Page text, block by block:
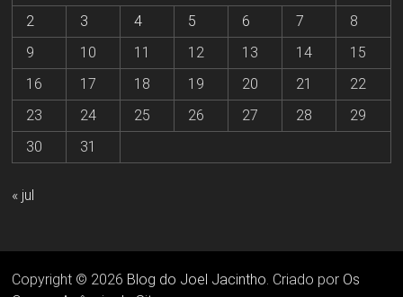
2
3 4 5 6 7
8
9
10 11 12 13 14
15
16
17 18 19 20 21
22
23
24 25 26 27 28
29
30
31
« jul
Copyright © 2026 Blog do Joel Jacintho. Criado por Os